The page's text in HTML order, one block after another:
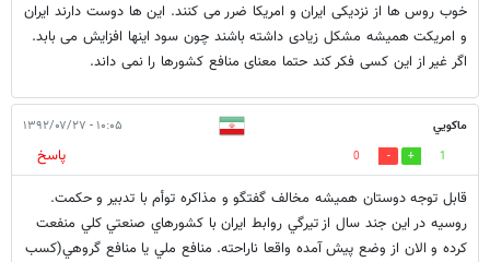
خوب روس ها از نزدیکی ایران و امریکا ضرر می کنند. این ها دوست دارند ایران
و امریکت همیشه مشکل زیادی داشته باشند چون سود اینها افزایش می بابد.
اگر غیر از این کسی فکر کند حتما معنای منافع کشورها را نمی داند.
ماکويي ۱۰:۰۵ - ۱۳۹۲/۰۷/۲۷
1
0
پاسخ
قابل توجه دوستان هميشه مخالف گفتگو و مذاکره توأم با تدبير و حکمت.
روسيه در اين جند سال از تيرگي روابط ايران با کشورهاي صنعتي کلي منفعت
کرده و الان از وضع پيش آمده واقعا ناراحته. منافع ملي يا منافع گروهي(کسب